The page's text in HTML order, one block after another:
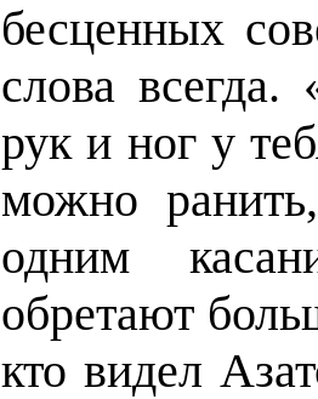
бесценных
слова
рук и ног у
можно
одним
обретают
кто видел